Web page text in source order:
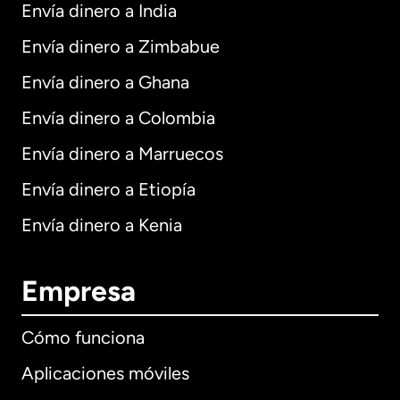
Envía dinero a India
Envía dinero a Zimbabue
Envía dinero a Ghana
Envía dinero a Colombia
Envía dinero a Marruecos
Envía dinero a Etiopía
Envía dinero a Kenia
Empresa
Cómo funciona
Aplicaciones móviles